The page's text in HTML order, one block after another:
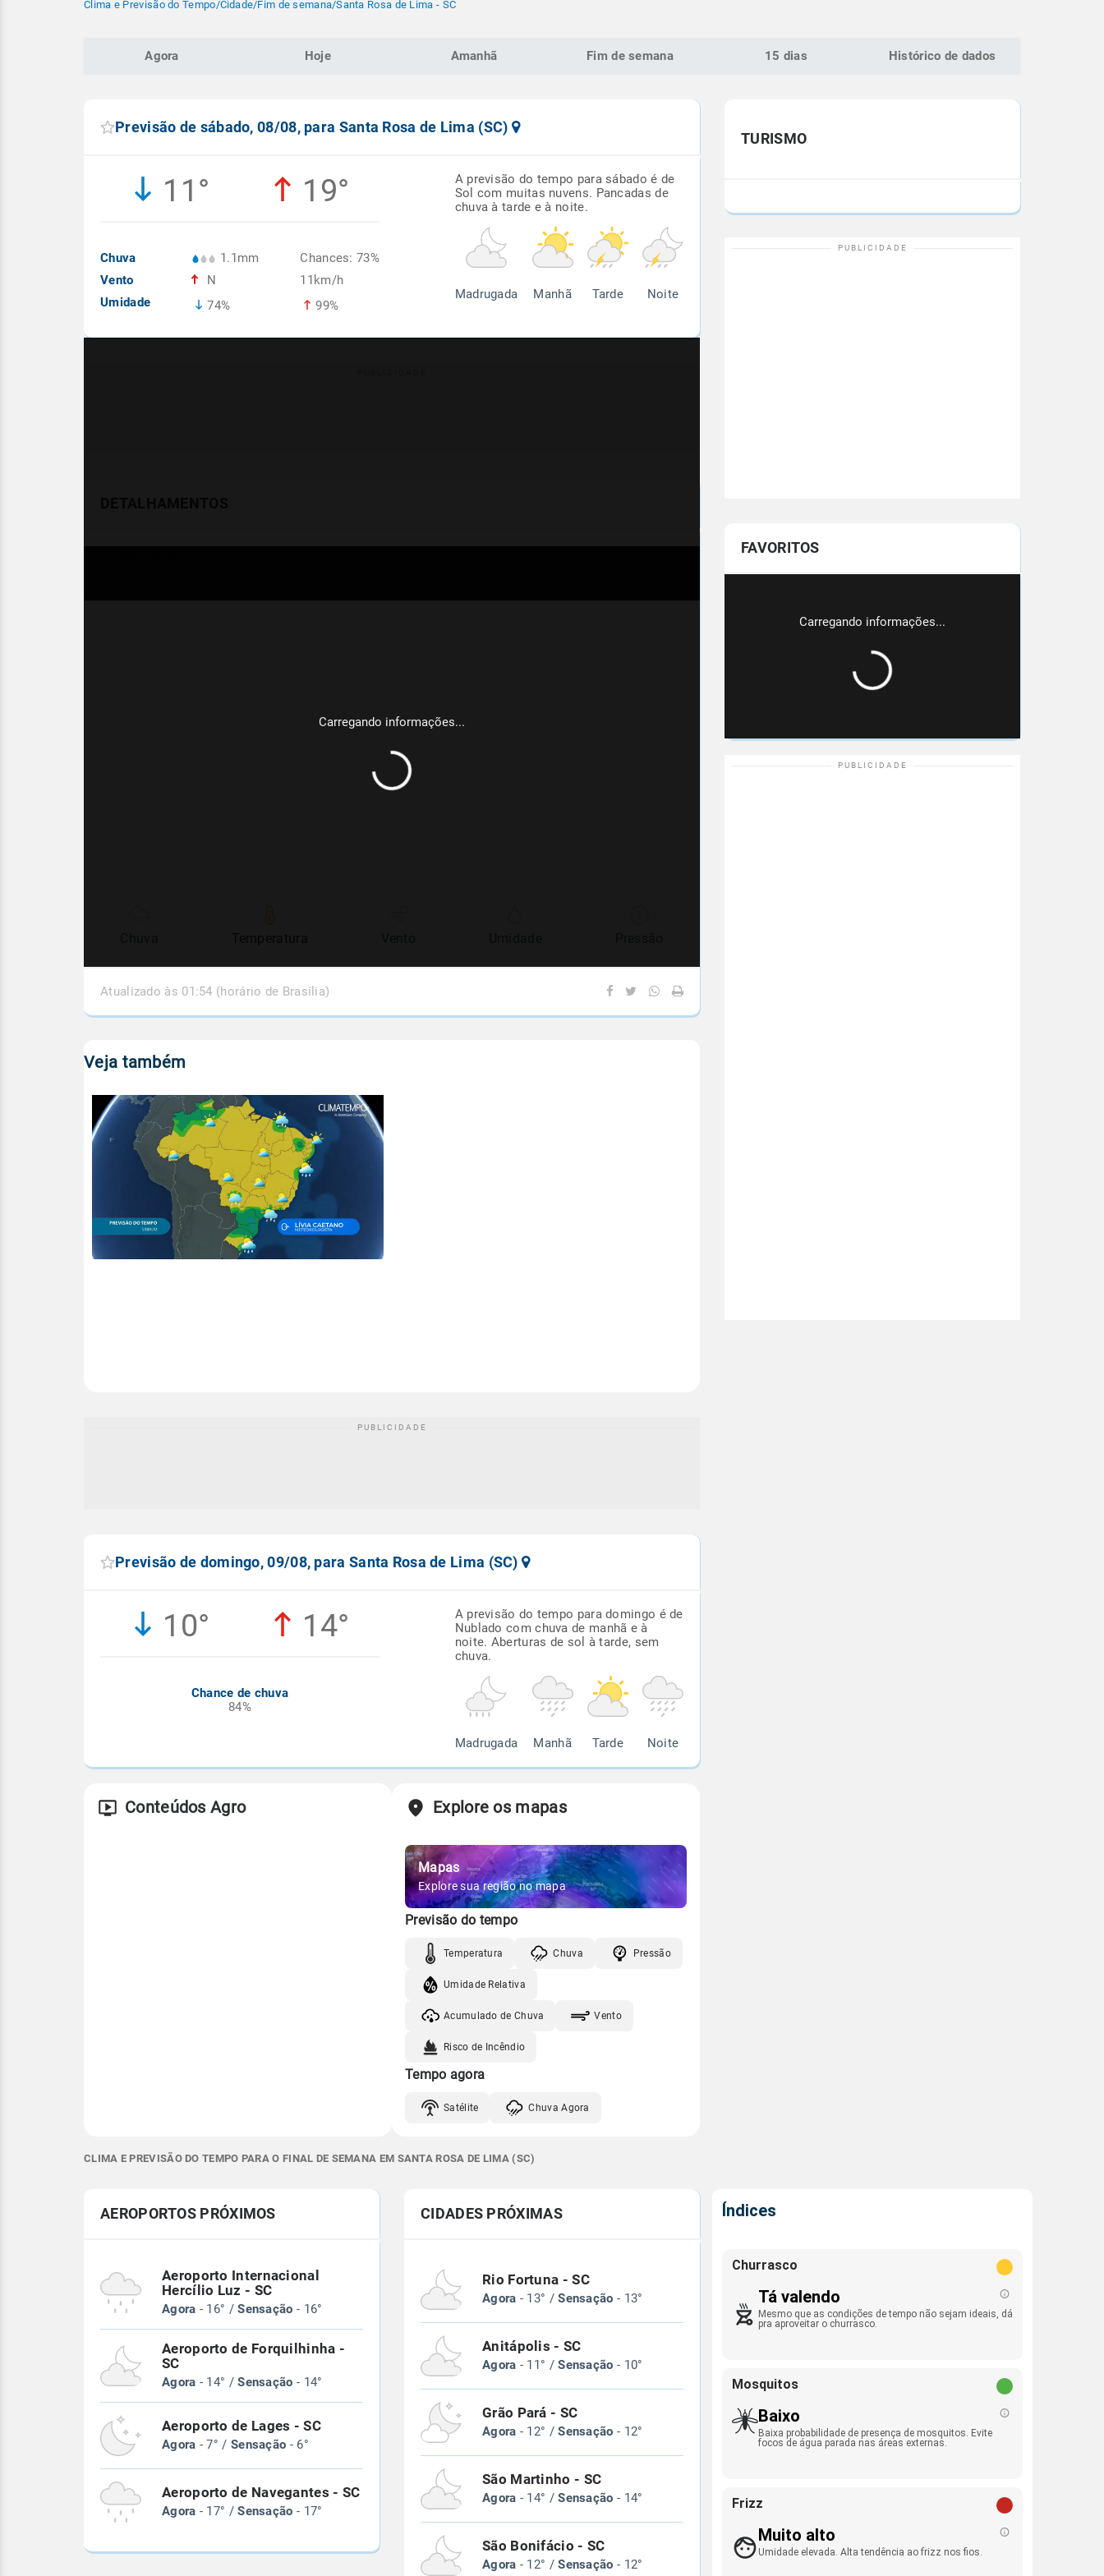
Clima e Previsão do Tempo/Cidade/Fim de semana/Santa Rosa de Lima - SC
Agora Hoje Amanhã Fim de semana 15 dias Histórico de dados
Previsão de sábado, 08/08, para Santa Rosa de Lima (SC)
11° 19°
Chuva
Vento
Umidade
1.1mm
N
74%
Chances: 73%
11km/h
99%
A previsão do tempo para sábado é de
Sol com muitas nuvens. Pancadas de
chuva à tarde e à noite.
Madrugada Manhã Tarde Noite
Atualizado às 01:54 (horário de Brasília)
Veja também
Previsão de domingo, 09/08, para Santa Rosa de Lima (SC)
10° 14°
Chance de chuva
84%
A previsão do tempo para domingo é de
Nublado com chuva de manhã e à
noite. Aberturas de sol à tarde, sem
chuva.
Madrugada Manhã Tarde Noite
Conteúdos Agro Explore os mapas
Mapas
Explore sua região no mapa
Previsão do tempo
Temperatura Chuva Pressão
Umidade Relativa
Acumulado de Chuva Vento
Risco de Incêndio
Tempo agora
Satélite Chuva Agora
TURISMO
FAVORITOS
CLIMA E PREVISÃO DO TEMPO PARA O FINAL DE SEMANA EM SANTA ROSA DE LIMA (SC)
AEROPORTOS PRÓXIMOS
Aeroporto Internacional
Hercílio Luz - SC
Agora - 16° /Sensação - 16°
Aeroporto de Forquilhinha -
SC
Agora - 14° /Sensação - 14°
Aeroporto de Lages - SC
Agora - 7° / Sensação - 6°
Aeroporto de Navegantes - SC
Agora - 17° /Sensação - 17°
CIDADES PRÓXIMAS
Rio Fortuna - SC
Agora - 13° /Sensação - 13°
Anitápolis - SC
Agora - 11° /Sensação - 10°
Grão Pará - SC
Agora - 12° /Sensação - 12°
São Martinho - SC
Agora - 14° /Sensação - 14°
São Bonifácio - SC
Agora - 12° /Sensação - 12°
Índices
Churrasco
Tá valendo
Mesmo que as condições de tempo não sejam ideais, dá
pra aproveitar o churrasco.
Mosquitos
Baixo
Baixa probabilidade de presença de mosquitos. Evite
focos de água parada nas áreas externas.
Frizz
Muito alto
Umidade elevada. Alta tendência ao frizz nos fios.